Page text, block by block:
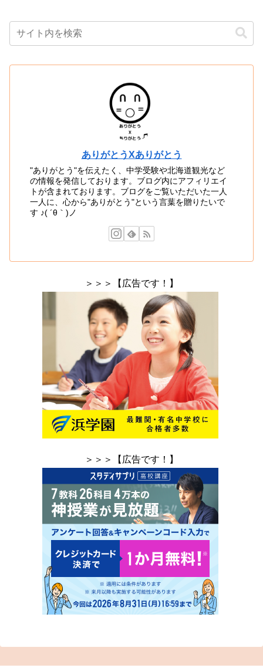
ありがとうXありがとう
"ありがとう"を伝えたく、中学受験や北海道観光など
の情報を発信しております。ブログ内にアフィリエイ
トが含まれております。ブログをご覧いただいた一人
一人に、心から"ありがとう"という言葉を贈りたいで
す ♪( ´θ｀)ノ
＞＞＞【広告です！】
＞＞＞【広告です！】